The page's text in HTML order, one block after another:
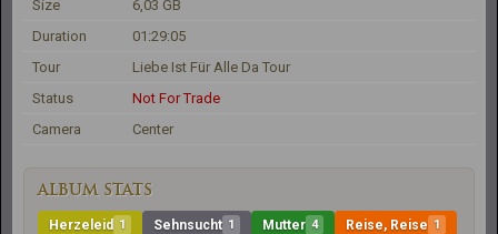
Size
6,03 GB
Duration
01:29:05
Tour
Liebe Ist Für Alle Da Tour
Status
Not For Trade
Camera
Center
ALBUM STATS
Herzeleid 1 Sehnsucht 1 Mutter 4 Reise, Reise 1